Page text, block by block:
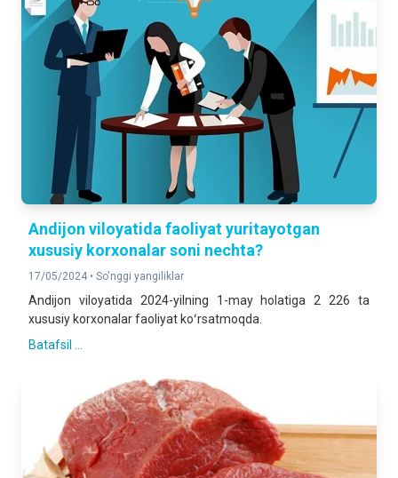
Andijon viloyatida faoliyat yuritayotgan
xususiy korxonalar soni nechta?
17/05/2024 • So'nggi yangiliklar
Andijon viloyatida 2024-yilning 1-may holatiga 2 226 ta
xususiy korxonalar faoliyat koʻrsatmoqda.
Batafsil ...